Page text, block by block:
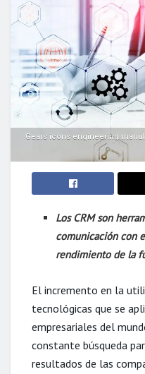
Gears icons engineering
Los CRM son
comunicación con
rendimiento de la
El incremento en la
tecnológicas que se
empresariales del
constante búsqueda
resultados de las